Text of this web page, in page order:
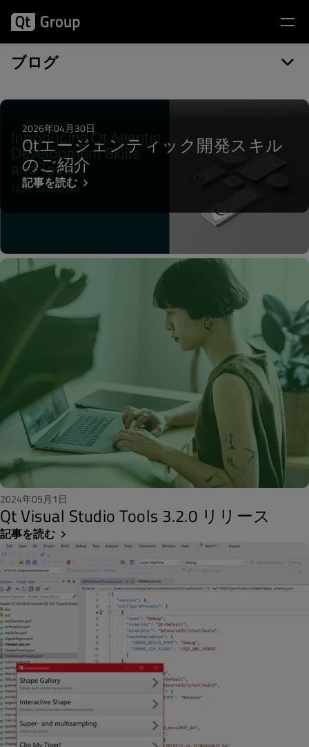
ブログ
記事カテゴリー: Visual Studio Tools
2026年04月30日
Qtエージェンティック開発スキル
のご紹介
記事を読む
2024年05月1日
Qt Visual Studio Tools 3.2.0 リリース
記事を読む